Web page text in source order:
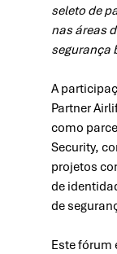
seleto de
nas áreas
segurança
A
Partner
como
Security,
projetos
de
de
Este fórum